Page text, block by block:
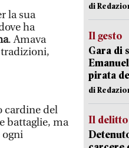
la sua
ha
. Amava
cardine del
battaglie, ma
ogni
di
Il gesto
Gara di
pirata
di
Il delitto